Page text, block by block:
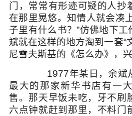
门，常常有形迹可疑的人抄
在那里晃悠。知情人就会凑
子里有什么书？”仿佛地下
斌就在这样的地方淘到一套“
尼雪夫斯基的《怎么办》，兴
1977年某日，余斌
最大的那家新华书店有一
售。那天早饭未吃，牙不刷
六点钟就赶到那里，不料门